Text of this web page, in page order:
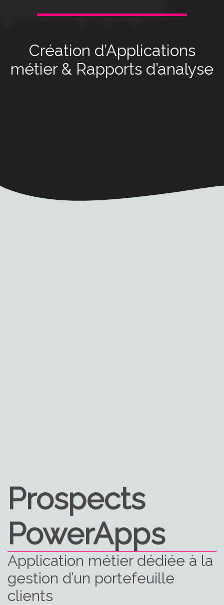
Création d’Applications
métier & Rapports d’analyse
Prospects
PowerApps
Application métier dédiée à la
gestion d’un portefeuille
clients